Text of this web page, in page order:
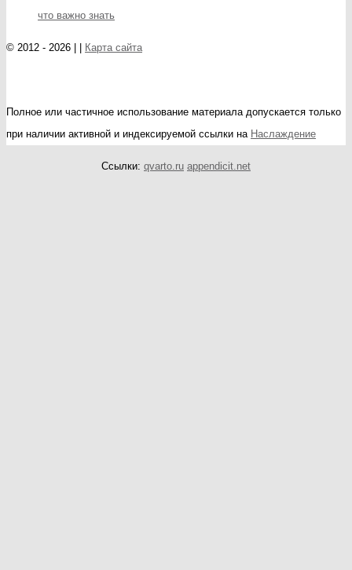
что важно знать
© 2012 - 2026 | | Карта сайта
Полное или частичное использование материала допускается только
при наличии активной и индексируемой ссылки на Наслаждение
Ссылки: qvarto.ru appendicit.net